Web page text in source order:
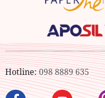
Hotline:098 8889 635